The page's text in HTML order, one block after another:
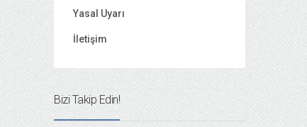
Yasal Uyarı
İletişim
Bizi Takip Edin!